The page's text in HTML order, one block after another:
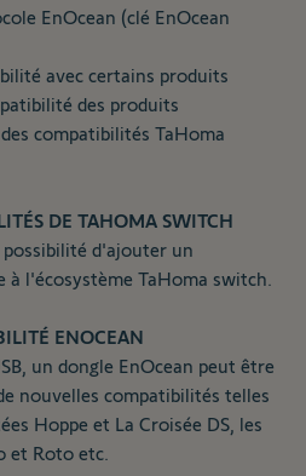
EnOcean (clé EnOcean
avec certains produits
des produits
compatibilités TaHoma
DE TAHOMA SWITCH
possibilité d'ajouter un
l'écosystème TaHoma switch.
ENOCEAN
un dongle EnOcean peut être
nouvelles compatibilités telles
Hoppe et La Croisée DS, les
et Roto etc.